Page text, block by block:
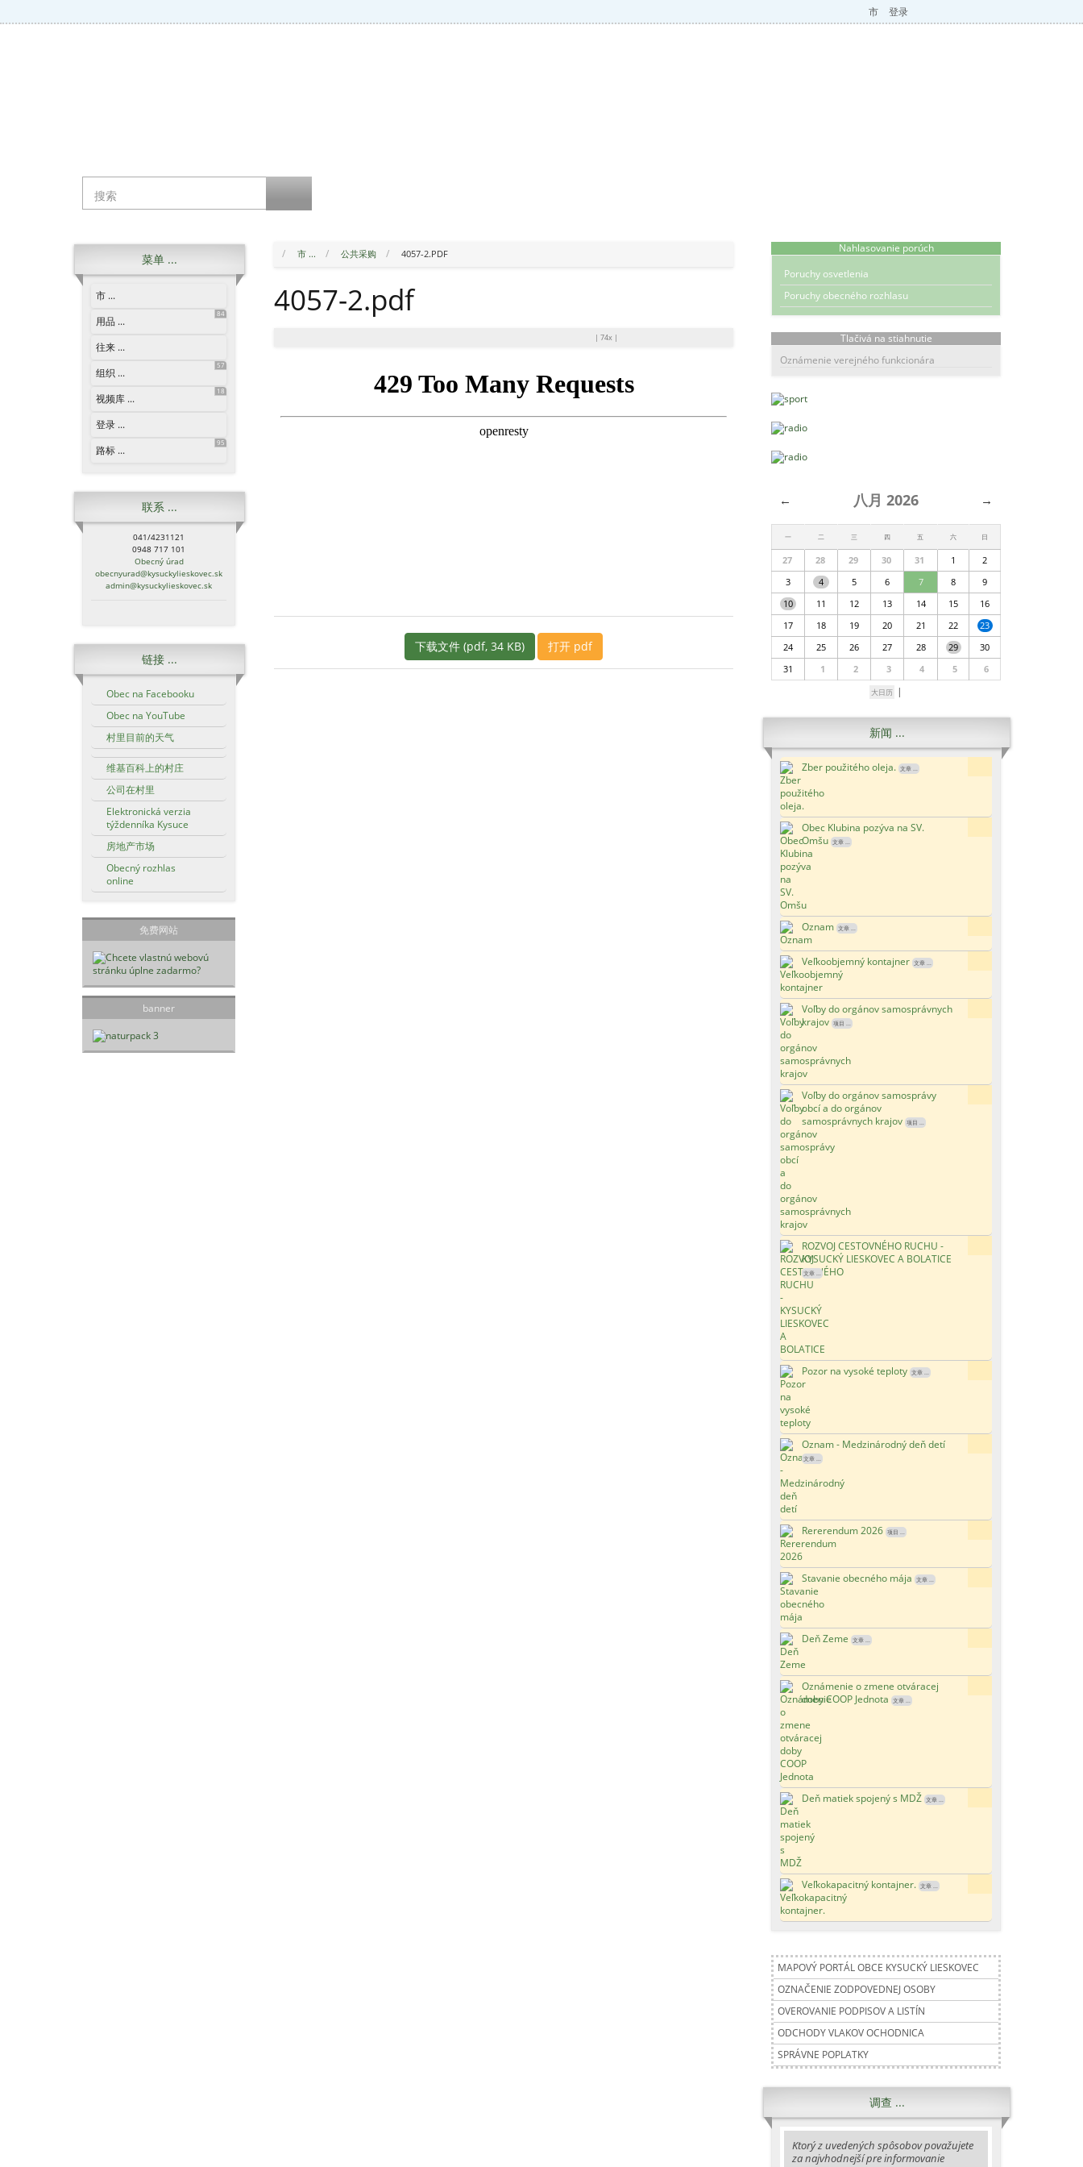
市 登录
菜单 ...
市 ...
用品 ...
84
往来 ...
组织 ...
57
视频库 ...
18
登录 ...
路标 ...
95
联系 ...
041/4231121
0948 717 101
Obecný úrad
obecnyurad@kysuckylieskovec.sk
admin@kysuckylieskovec.sk
链接 ...
Obec na Facebooku
Obec na YouTube
村里目前的天气
维基百科上的村庄
公司在村里
Elektronická verzia
týždenníka Kysuce
房地产市场
Obecný rozhlas
online
免费网站
banner
市 ... 公共采购 4057-2.PDF
4057-2.pdf
| 74x|
下载文件 (pdf, 34 KB) 打开 pdf
Nahlasovanie porúch
Poruchy osvetlenia
Poruchy obecného rozhlasu
Tlačivá na stiahnutie
Oznámenie verejného funkcionára
← →
八月 2026
一 二 三 四 五 六 日
27 28 29 30 31 1
2
3
4 5 6 7 8
9
10
11 12 13 14 15
16
17
18 19 20 21 22
23
24
25 26 27 28 29
30
31
1 2 3 4 5 6
大日历 |
新闻 ...
Zber použitého oleja. 文章 ...
Obec Klubina pozýva na SV.
Omšu 文章 ...
Oznam 文章 ...
Veľkoobjemný kontajner 文章 ...
Voľby do orgánov samosprávnych
krajov 项目 ...
Voľby do orgánov samosprávy
obcí a do orgánov
samosprávnych krajov 项目 ...
ROZVOJ CESTOVNÉHO RUCHU -
KYSUCKÝ LIESKOVEC A BOLATICE
文章 ...
Pozor na vysoké teploty 文章 ...
Oznam - Medzinárodný deň detí
文章 ...
Rererendum 2026 项目 ...
Stavanie obecného mája 文章 ...
Deň Zeme 文章 ...
Oznámenie o zmene otváracej
doby COOP Jednota
文章 ...
Deň matiek spojený s MDŽ 文章 ...
Veľkokapacitný kontajner. 文章 ...
MAPOVÝ PORTÁL OBCE KYSUCKÝ LIESKOVEC
OZNAČENIE ZODPOVEDNEJ OSOBY
OVEROVANIE PODPISOV A LISTÍN
ODCHODY VLAKOV OCHODNICA
SPRÁVNE POPLATKY
调查 ...
Ktorý z uvedených spôsobov považujete
za najvhodnejší pre informovanie